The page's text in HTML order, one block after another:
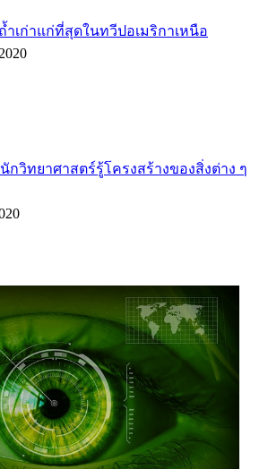
เก่าแก่ที่สุดในทวีปอเมริกาเหนือ
นักวิทยาศาสตร์รู้โครงสร้างของสิ่งต่าง ๆ